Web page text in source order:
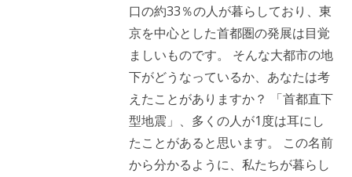
口の約33％の人が暮らしており、東
京を中心とした首都圏の発展は目覚
ましいものです。 そんな大都市の地
下がどうなっているか、あなたは考
えたことがありますか？ 「首都直下
型地震」、多くの人が1度は耳にし
たことがあると思います。 この名前
から分かるように、私たちが暮らし